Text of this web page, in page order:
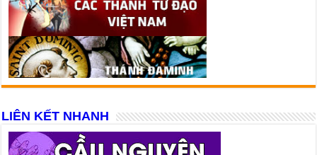
LIÊN KẾT NHANH